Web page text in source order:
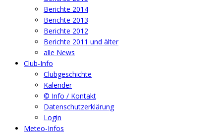
Berichte 2014
Berichte 2013
Berichte 2012
Berichte 2011 und älter
alle News
Club-Info
Clubgeschichte
Kalender
© Info / Kontakt
Datenschutzerklärung
Login
Meteo-Infos